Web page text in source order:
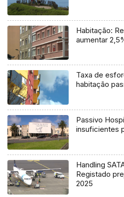
Habitação:
aumentar
Taxa de
habitação
Passivo
insuficientes
Handling
Registado
2025